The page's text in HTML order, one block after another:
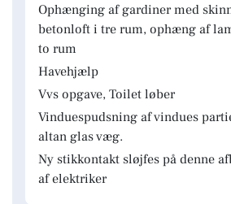
Ophænging af gardiner med
betonloft i tre rum, ophæng af
to rum
Havehjælp
Vvs opgave, Toilet løber
Vinduespudsning af vindues
altan glas væg.
Ny stikkontakt sløjfes på denne
af elektriker